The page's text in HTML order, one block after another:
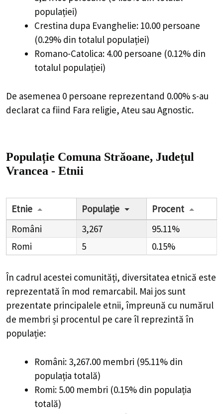
populației)
Crestina dupa Evanghelie: 10.00 persoane
(0.29% din totalul populației)
Romano-Catolica: 4.00 persoane (0.12% din
totalul populației)
De asemenea 0 persoane reprezentand 0.00% s-au
declarat ca fiind Fara religie, Ateu sau Agnostic.
Populație Comuna Străoane, Județul
Vrancea - Etnii
Etnie Populație
Procent
Români
3,267
95.11%
Romi
5 0.15%
În cadrul acestei comunități, diversitatea etnică este
reprezentată în mod remarcabil. Mai jos sunt
prezentate principalele etnii, împreună cu numărul
de membri și procentul pe care îl reprezintă în
populație:
Români: 3,267.00 membri (95.11% din
populația totală)
Romi: 5.00 membri (0.15% din populația
totală)